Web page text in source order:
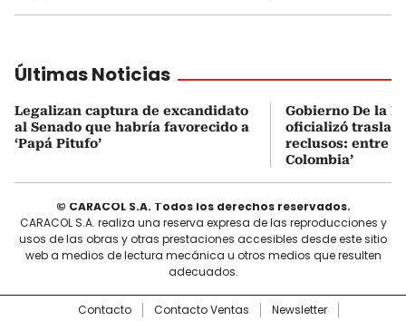
Últimas Noticias
Legalizan captura de excandidato
al Senado que habría favorecido a
‘Papá Pitufo’
Gobierno De la
oficializó
reclusos: entre
Colombia’
© CARACOL S.A. Todos los derechos reservados.
CARACOL S.A. realiza una reserva expresa de las reproducciones y
usos de las obras y otras prestaciones accesibles desde este sitio
web a medios de lectura mecánica u otros medios que resulten
adecuados.
Contacto Contacto Ventas Newsletter